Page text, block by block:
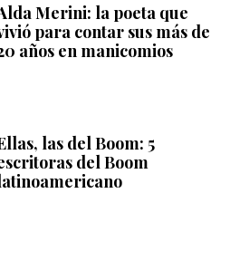
Merini: la poeta que
para contar sus más de
años en manicomios
las del Boom: 5
del Boom